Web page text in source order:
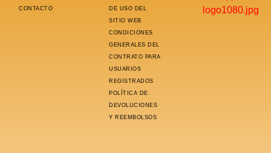
CONTACTO
DE USO DEL
SITIO WEB
CONDICIONES
GENERALES DEL
CONTRATO PARA
USUARIOS
REGISTRADOS
POLÍTICA DE
DEVOLUCIONES
Y REEMBOLSOS